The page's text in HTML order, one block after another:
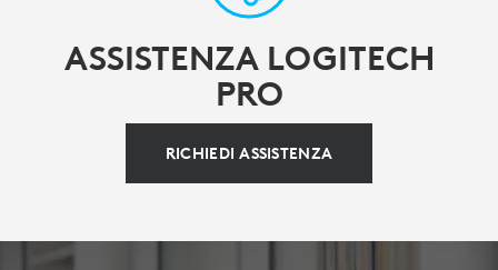
ASSISTENZA LOGITECH
PRO
RICHIEDI ASSISTENZA